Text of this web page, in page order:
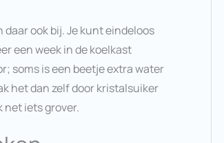
ook bij. Je kunt eindeloos
een week in de koelkast
soms is een beetje extra water
het dan zelf door kristalsuiker
iets grover.